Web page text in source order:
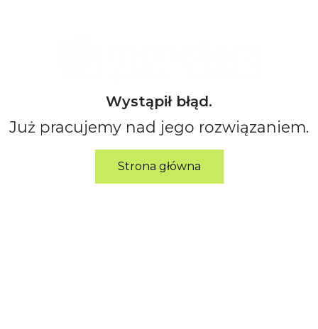
Wystąpił błąd.
Już pracujemy nad jego rozwiązaniem.
Strona główna